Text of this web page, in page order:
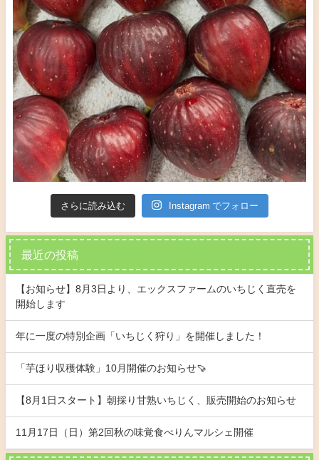
さらに読み込む Instagram でフォロー
最近の投稿
【お知らせ】8月3日より、エックスファームのいちじく直売を
開始します
年に一度の特別企画「いちじく狩り」を開催しました！
「芋ほり収穫体験」10月開催のお知らせ🍠
【8月1日スタート】朝採り甘熟いちじく、販売開始のお知らせ
11月17日（日）第2回秋の味覚食べりんマルシェ開催